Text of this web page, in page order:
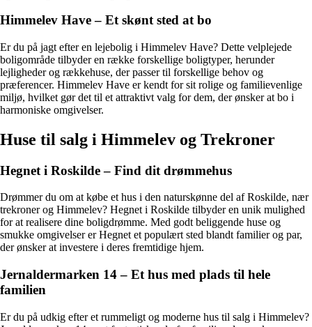
Himmelev Have – Et skønt sted at bo
Er du på jagt efter en lejebolig i Himmelev Have? Dette velplejede
boligområde tilbyder en række forskellige boligtyper, herunder
lejligheder og rækkehuse, der passer til forskellige behov og
præferencer. Himmelev Have er kendt for sit rolige og familievenlige
miljø, hvilket gør det til et attraktivt valg for dem, der ønsker at bo i
harmoniske omgivelser.
Huse til salg i Himmelev og Trekroner
Hegnet i Roskilde – Find dit drømmehus
Drømmer du om at købe et hus i den naturskønne del af Roskilde, nær
trekroner og Himmelev? Hegnet i Roskilde tilbyder en unik mulighed
for at realisere dine boligdrømme. Med godt beliggende huse og
smukke omgivelser er Hegnet et populært sted blandt familier og par,
der ønsker at investere i deres fremtidige hjem.
Jernaldermarken 14 – Et hus med plads til hele
familien
Er du på udkig efter et rummeligt og moderne hus til salg i Himmelev?